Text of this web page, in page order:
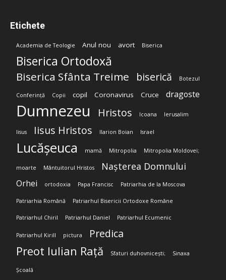
Etichete
Academia de Teologie Anul nou avort Biserica
Biserica Ortodoxă
Biserica Sfânta Treime biserică Botezul
Conferință Copii copil Coronavirus Cruce dragoste
Dumnezeu Hristos Icoana Ierusalim
Iisus Iisus Hristos Ilarion Boian Israel
Lucășeuca mamă Mitropolia Mitropolia Moldovei;
moarte Mântuitorul Hristos Nașterea Domnului
Orhei ortodoxia Papa Francisc Patriarhia de la Moscova
Patriarhia Română Patriarhul Bisericii Ortodoxe Române
Patriarhul Chiril Patriarhul Daniel Patriarhul Ecumenic
Patriarhul Kirill pictura Predica
Preot Iulian Rață Sfaturi duhovnicești; Sinaxa
Școală